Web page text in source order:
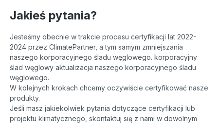
Jakieś pytania?
Jesteśmy obecnie w trakcie procesu certyfikacji lat 2022-
2024 przez ClimatePartner, a tym samym zmniejszania
naszego korporacyjnego śladu węglowego. korporacyjny
ślad węglowy aktualizacja naszego korporacyjnego śladu
węglowego.
W kolejnych krokach chcemy oczywiście certyfikować nasze
produkty.
Jeśli masz jakiekolwiek pytania dotyczące certyfikacji lub
projektu klimatycznego, skontaktuj się z nami w dowolnym